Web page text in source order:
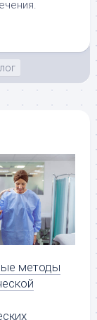
методы